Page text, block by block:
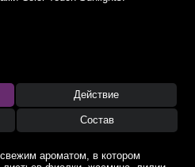
Действие
Состав
ароматом, в котором